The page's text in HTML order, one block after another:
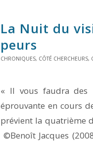
La Nuit du
peurs
CHRONIQUES, CÔTÉ CHERCHEURS,
« Il vous faudra des
éprouvante en cours
prévient la quatrième
©Benoît Jacques